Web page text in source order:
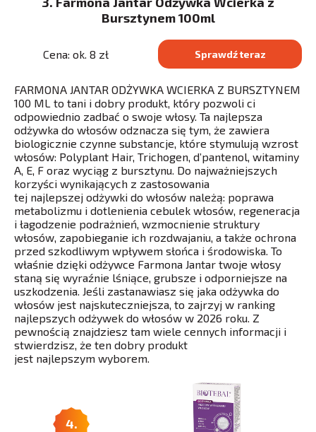
Bursztynem 100ml
Cena: ok. 8 zł Sprawdź teraz
FARMONA JANTAR ODŻYWKA WCIERKA Z BURSZTYNEM
100 ML to tani i dobry produkt, który pozwoli ci
odpowiednio zadbać o swoje włosy. Ta najlepsza
odżywka do włosów odznacza się tym, że zawiera
biologicznie czynne substancje, które stymulują wzrost
włosów: Polyplant Hair, Trichogen, d’pantenol, witaminy
A, E, F oraz wyciąg z bursztynu. Do najważniejszych
korzyści wynikających z zastosowania
tej najlepszej odżywki do włosów należą: poprawa
metabolizmu i dotlenienia cebulek włosów, regeneracja
i łagodzenie podrażnień, wzmocnienie struktury
włosów, zapobieganie ich rozdwajaniu, a także ochrona
przed szkodliwym wpływem słońca i środowiska. To
właśnie dzięki odżywce Farmona Jantar twoje włosy
staną się wyraźnie lśniące, grubsze i odporniejsze na
uszkodzenia. Jeśli zastanawiasz się jaka odżywka do
włosów jest najskuteczniejsza, to zajrzyj w ranking
najlepszych odżywek do włosów w 2026 roku. Z
pewnością znajdziesz tam wiele cennych informacji i
stwierdzisz, że ten dobry produkt
jest najlepszym wyborem.
4.